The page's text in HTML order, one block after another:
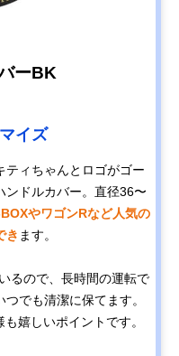
ーBK
イズ
ティちゃんとロゴがゴー
ンドルカバー。直径36〜
やワゴンRなど人気の
き ます。
るので、長時間の運転で
でも清潔に保てます。
嬉しいポイントです。